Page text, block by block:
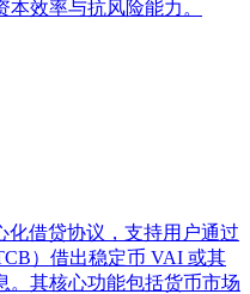
效率与抗风险能力。
化借贷协议，支持用户通过
）借出稳定币 VAI 或其
。其核心功能包括货币市场